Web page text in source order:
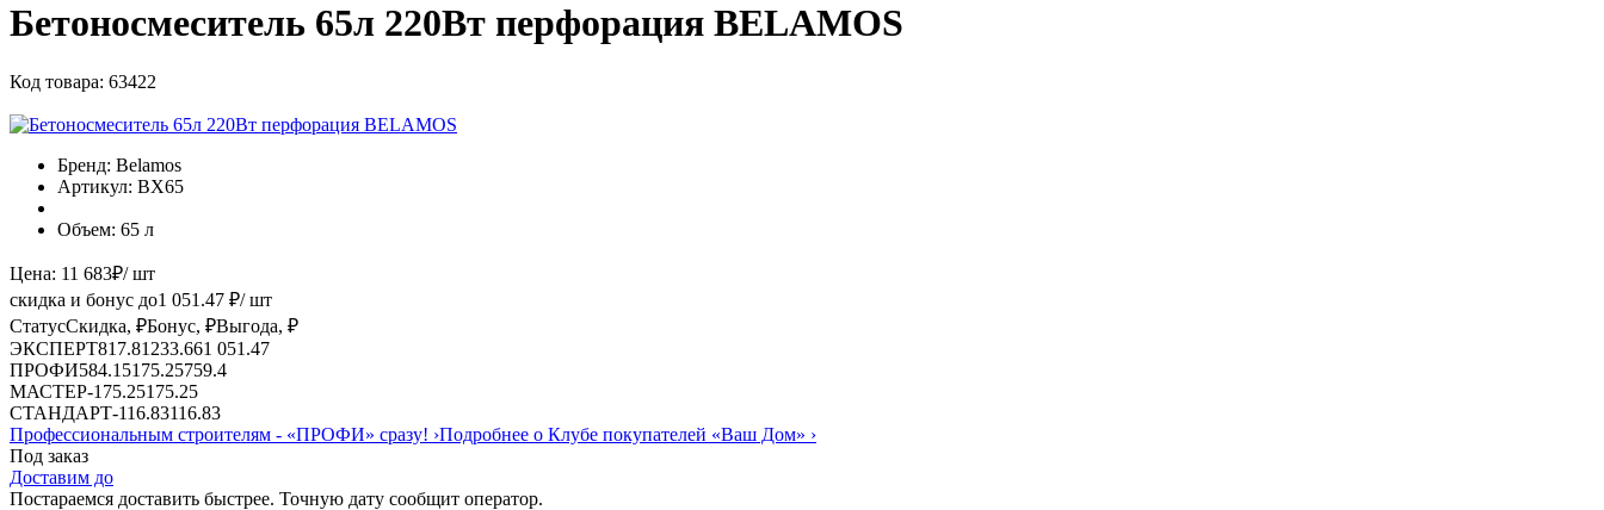
Бетоносмеситель 65л 220Вт перфорация BELAMOS
Код товара: 63422
Бренд: Belamos
Артикул: ВХ65
Объем: 65 л
Цена: 11 683₽/ шт
скидка и бонус до1 051.47 ₽/ шт
СтатусСкидка, ₽Бонус, ₽Выгода, ₽
ЭКСПЕРТ817.81 233.661 051.47
ПРОФИ584.15175.25759.4
МАСТЕР-175.25175.25
СТАНДАРТ-116.83116.83
Профессиональным строителям - «ПРОФИ» сразу! ›Подробнее о Клубе покупателей «Ваш Дом» ›
Под заказ
Доставим до
Постараемся доставить быстрее. Точную дату сообщит оператор.